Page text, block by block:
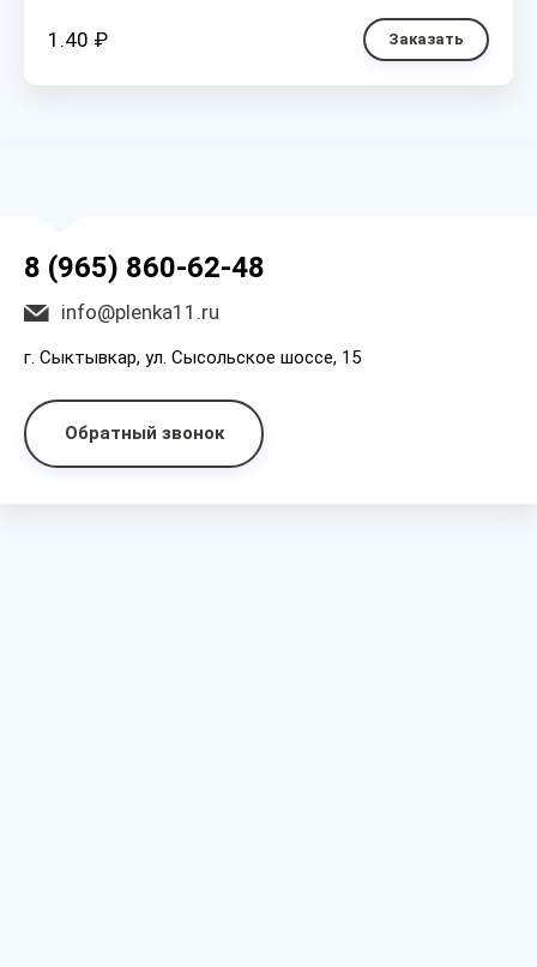
1.40 ₽ Заказать
8 (965) 860-62-48
info@plenka11.ru
г. Сыктывкар, ул. Сысольское шоссе, 15
Обратный звонок